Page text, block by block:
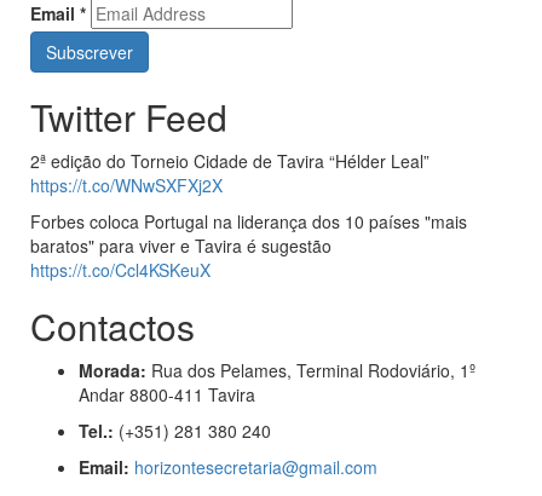
Email *
Twitter Feed
2ª edição do Torneio Cidade de Tavira “Hélder Leal”
https://t.co/WNwSXFXj2X
Forbes coloca Portugal na liderança dos 10 países "mais
baratos" para viver e Tavira é sugestão
https://t.co/Ccl4KSKeuX
Contactos
Morada: Rua dos Pelames, Terminal Rodoviário, 1º
Andar 8800-411 Tavira
Tel.: (+351) 281 380 240
Email: horizontesecretaria@gmail.com